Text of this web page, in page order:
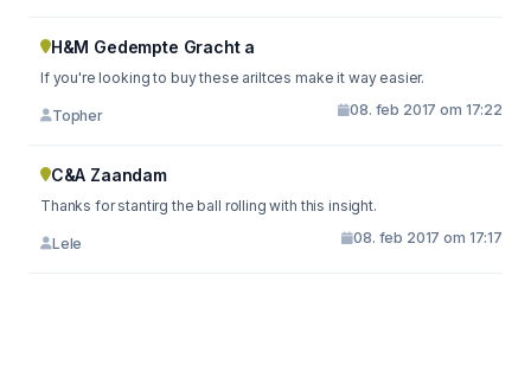
H&M Gedempte Gracht a
If you're looking to buy these ariltces make it way easier.
Topher 08. feb 2017 om 17:22
C&A Zaandam
Thanks for stantirg the ball rolling with this insight.
Lele 08. feb 2017 om 17:17